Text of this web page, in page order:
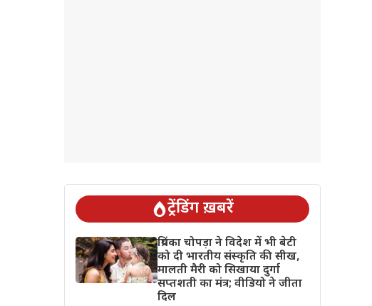
ट्रेंडिंग ख़बरें
प्रियंका चोपड़ा ने विदेश में भी बेटी
को दी भारतीय संस्कृति की सीख,
मालती मैरी को सिखाया दुर्गा
सप्तशती का मंत्र; वीडियो ने जीता
दिल